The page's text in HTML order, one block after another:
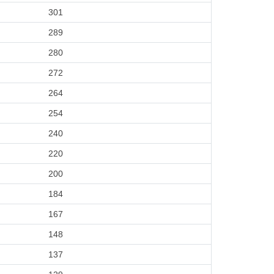
301
289
280
272
264
254
240
220
200
184
167
148
137